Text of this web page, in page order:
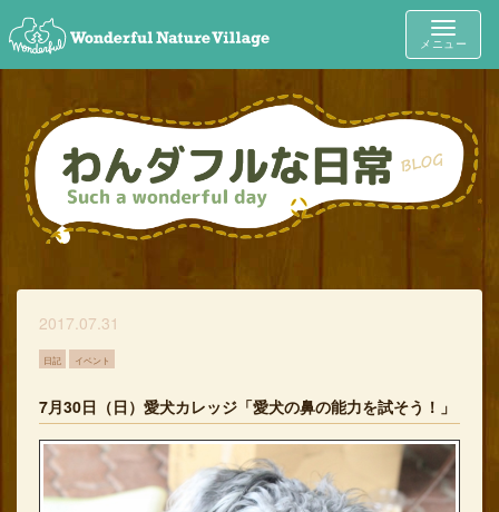
Toggle
メニュー
2017.07.31
日記 イベント
7月30日（日）愛犬カレッジ「愛犬の鼻の能力を試そう！」